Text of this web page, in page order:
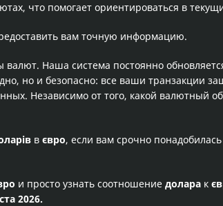
что помогает ориентироваться в
вам точную информацию.
Наша система постоянно
но и безопасно: все ваши транзакции
Независимо от того, какой валютный
в євро, если вам срочно
и просто узнать соотношение долара к
2026.